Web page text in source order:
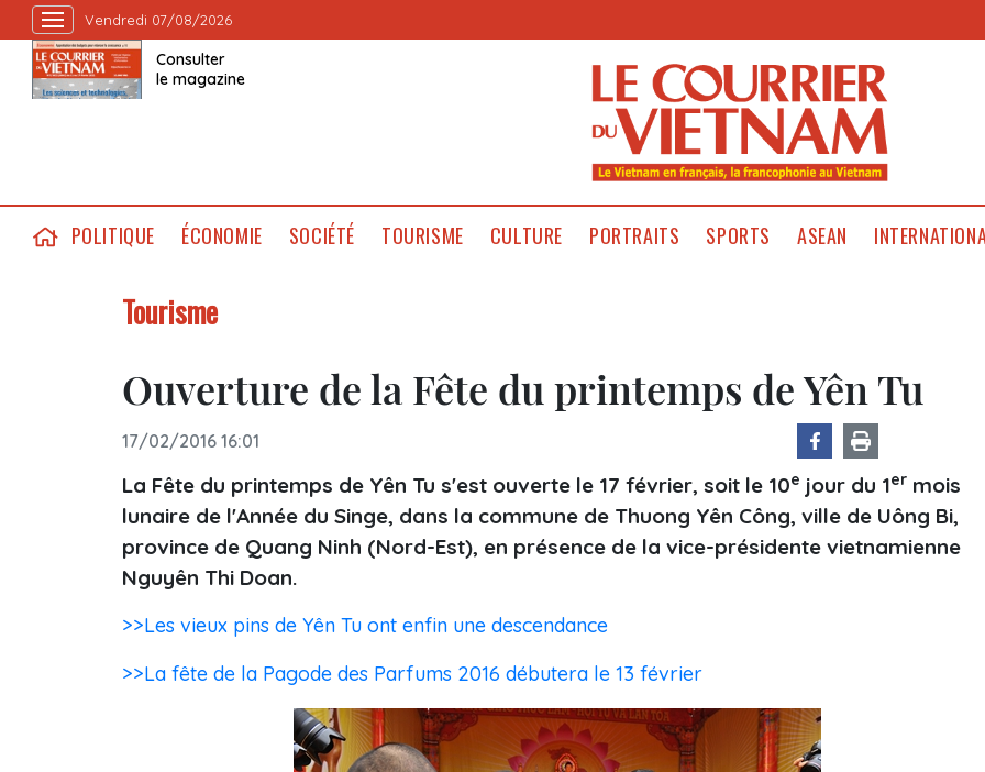
Vendredi 07/08/2026
Consulter
le magazine
POLITIQUE ÉCONOMIE SOCIÉTÉ TOURISME CULTURE PORTRAITS SPORTS ASEAN
Tourisme
Ouverture de la Fête du printemps de Yên Tu
17/02/2016 16:01
La Fête du printemps de Yên Tu s'est ouverte le 17 février, soit le 10e jour du 1er mois
lunaire de l'Année du Singe, dans la commune de Thuong Yên Công, ville de Uông Bi,
province de Quang Ninh (Nord-Est), en présence de la vice-présidente vietnamienne
Nguyên Thi Doan.
>>Les vieux pins de Yên Tu ont enfin une descendance
>>La fête de la Pagode des Parfums 2016 débutera le 13 février